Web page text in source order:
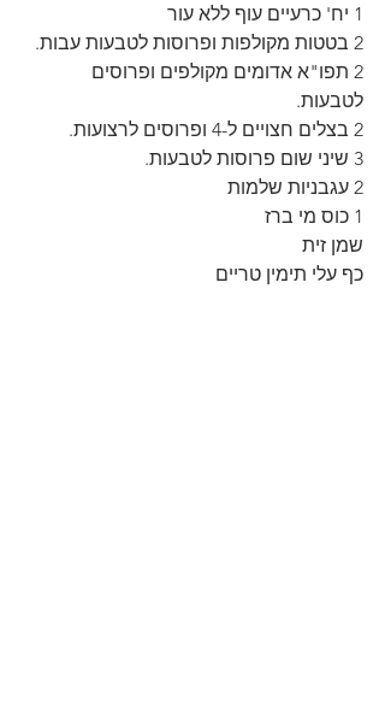
1 יח' כרעיים עוף ללא עור
2 בטטות מקולפות ופרוסות לטבעות עבות.
2 תפו"א אדומים מקולפים ופרוסים
לטבעות.
2 בצלים חצויים ל-4 ופרוסים לרצועות.
3 שיני שום פרוסות לטבעות.
2 עגבניות שלמות
1 כוס מי ברז
שמן זית
כף עלי תימין טריים